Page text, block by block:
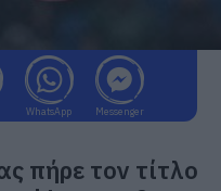
WhatsApp Messenger
πήρε τον τίτλο